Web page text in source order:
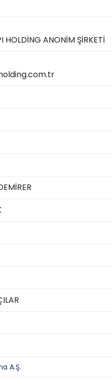
HOLDİNG ANONİM ŞİRKETİ
A.Ş.